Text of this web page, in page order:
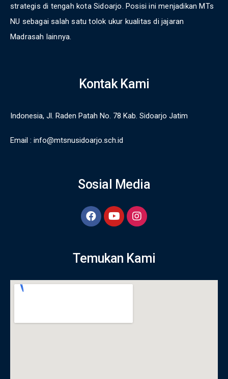
strategis di tengah kota Sidoarjo. Posisi ini menjadikan MTs
NU sebagai salah satu tolok ukur kualitas di jajaran
Madrasah lainnya.
Kontak Kami
Indonesia, Jl. Raden Patah No. 78 Kab. Sidoarjo Jatim
Email : info@mtsnusidoarjo.sch.id
Sosial Media
Temukan Kami